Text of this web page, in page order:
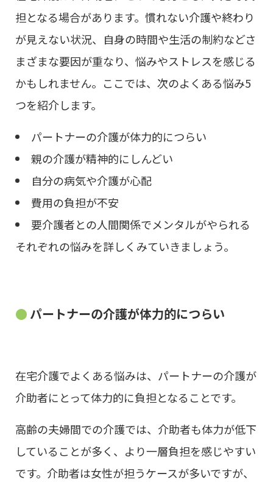
担となる場合があります。慣れない介護や終わり
が見えない状況、自身の時間や生活の制約などさ
まざまな要因が重なり、悩みやストレスを感じる
かもしれません。ここでは、次のよくある悩み5
つを紹介します。
パートナーの介護が体力的につらい
親の介護が精神的にしんどい
自分の病気や介護が心配
費用の負担が不安
要介護者との人間関係でメンタルがやられる
それぞれの悩みを詳しくみていきましょう。
パートナーの介護が体力的につらい
在宅介護でよくある悩みは、パートナーの介護が
介助者にとって体力的に負担となることです。
高齢の夫婦間での介護では、介助者も体力が低下
していることが多く、より一層負担を感じやすい
です。介助者は女性が担うケースが多いですが、